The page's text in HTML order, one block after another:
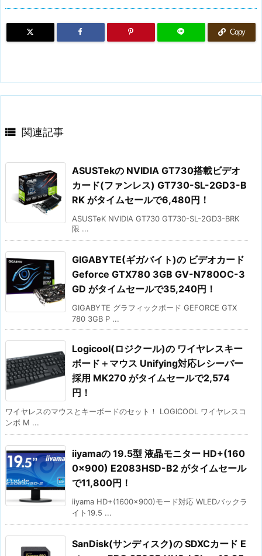
Copy
 関連記事
ASUSTekの NVIDIA GT730搭載ビデオ
カード(ファンレス) GT730-SL-2GD3-B
RK がタイムセールで6,480円！
ASUSTeK NVIDIA GT730 GT730-SL-2GD3-BRK
限 ...
GIGABYTE(ギガバイト)の ビデオカード
Geforce GTX780 3GB GV-N780OC-3
GD がタイムセールで35,240円！
GIGABYTE グラフィックボード GEFORCE GTX
780 3GB P ...
Logicool(ロジクール)の ワイヤレスキー
ボード＋マウス Unifying対応レシーバー
採用 MK270 がタイムセールで2,574
円！
ワイヤレスのマウスとキーボードのセット！ LOGICOOL ワイヤレスコ
ンボ M ...
iiyamaの 19.5型 液晶モニター HD+(160
0×900) E2083HSD-B2 がタイムセール
で11,800円！
iiyama HD+(1600x900)モード対応 WLEDバックラ
イト19.5 ...
SanDisk(サンディスク)の SDXCカード E